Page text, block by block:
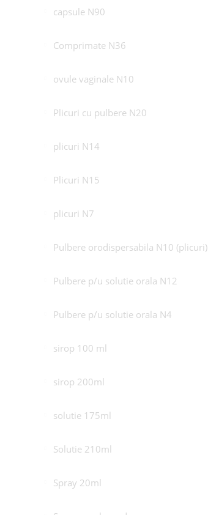
capsule N90
Comprimate N36
ovule vaginale N10
Plicuri cu pulbere N20
plicuri N14
Plicuri N15
plicuri N7
Pulbere orodispersabila N10 (plicuri)
Pulbere p/u solutie orala N12
Pulbere p/u solutie orala N4
sirop 100 ml
sirop 200ml
solutie 175ml
Solutie 210ml
Spray 20ml